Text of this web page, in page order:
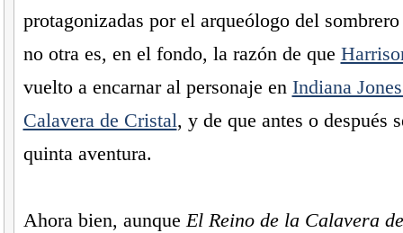
protagonizadas por el arqueólogo del
no otra es, en el fondo, la razón de que
vuelto a encarnar al personaje en Indiana
Calavera de Cristal, y de que antes o después
quinta aventura.
Ahora bien, aunqueEl Reino de la Calavera